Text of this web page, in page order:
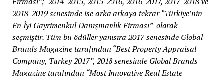
2018-2019 senesinde ise arka arkaya tekrar “Türkiye’nin
En İyi Gayrimenkul Danışmanlık Firması” olarak
seçmiştir. Tüm bu ödüller yanısıra 2017 senesinde Global
Brands Magazine tarafından “Best Property Appraisal
Company, Turkey 2017”, 2018 senesinde Global Brands
Magazine tarafından “Most Innovative Real Estate